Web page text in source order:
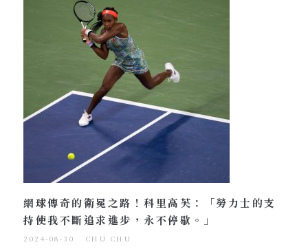
網球傳奇的衛冕之路！科里高芙：「勞力士的支
持使我不斷追求進步，永不停歇。」
2024-08-30 CHU CHU